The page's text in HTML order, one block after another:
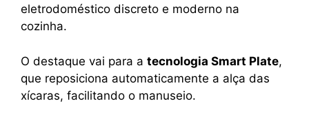
eletrodoméstico discreto e moderno na
cozinha.
O destaque vai para a tecnologia Smart Plate,
que reposiciona automaticamente a alça das
xícaras, facilitando o manuseio.